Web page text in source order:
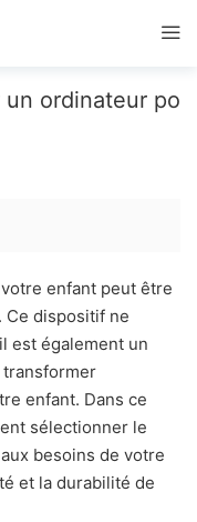
ordinateur po
enfant peut être
Ce dispositif ne
est également un
enfant. Dans ce
sélectionner le
besoins de votre
et la durabilité de